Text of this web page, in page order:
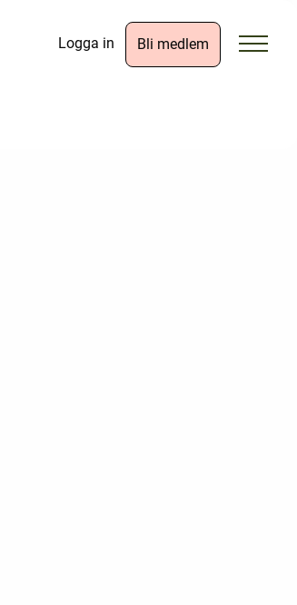
Logga in Bli medlem